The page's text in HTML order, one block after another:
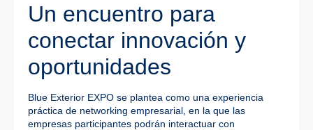
Un encuentro para
conectar innovación y
oportunidades
Blue Exterior EXPO se plantea como una experiencia
práctica de networking empresarial, en la que las
empresas participantes podrán interactuar con